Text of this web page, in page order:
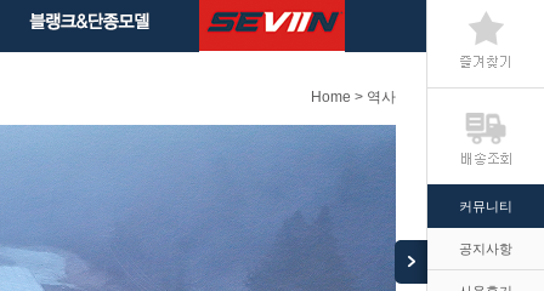
커뮤니티
공지사항
Home > 역사